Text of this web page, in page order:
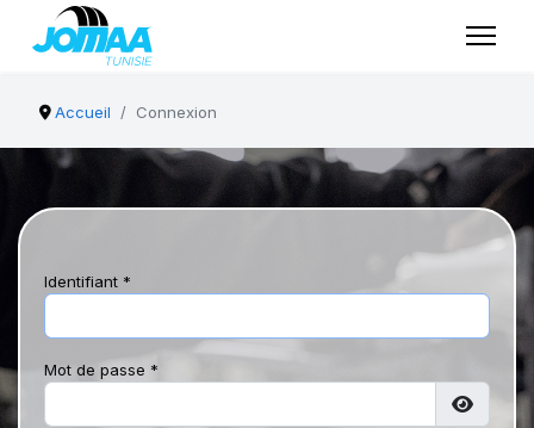
Accueil Connexion
Identifiant *
Mot de passe *